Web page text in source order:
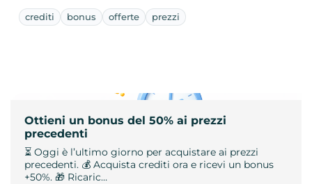
crediti bonus offerte prezzi
Ottieni un bonus del 50% ai prezzi
precedenti
⏳ Oggi è l’ultimo giorno per acquistare ai prezzi
precedenti. 💰 Acquista crediti ora e ricevi un bonus
+50%. 🎁 Ricaric…